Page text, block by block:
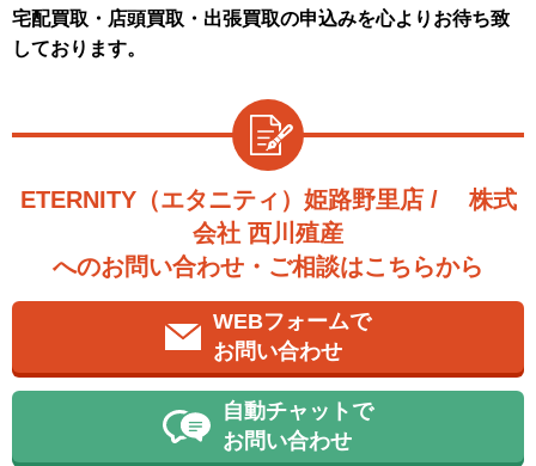
宅配買取・店頭買取・出張買取の申込みを心よりお待ち致
しております。
ETERNITY（エタニティ）姫路野里店 / 株式
会社 西川殖産
へのお問い合わせ・ご相談はこちらから
WEBフォームで
お問い合わせ
自動チャットで
お問い合わせ